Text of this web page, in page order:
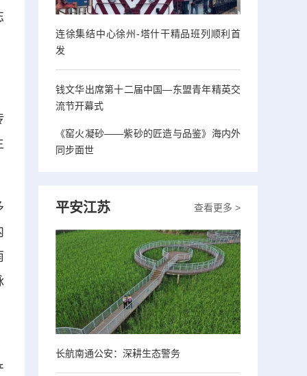
连徐集结中心徐州-塔什干精品班列顺利首
发
钱文华出席第十二届中国—东盟青年精英交
流节开幕式
《窑火凝砂——紫砂的匠造与品鉴》海内外
同步面世
查看更多 >
平安江苏
长航南通公安：深耕生态警务